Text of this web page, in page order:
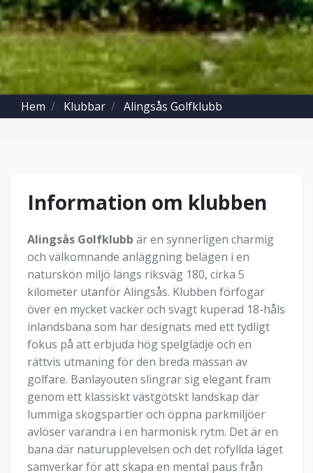
Hem Klubbar Alingsås Golfklubb
Information om klubben
Alingsås Golfklubb är en synnerligen charmig
och välkomnande anläggning belägen i en
naturskön miljö längs riksväg 180, cirka 5
kilometer utanför Alingsås. Klubben förfogar
över en mycket vacker och svagt kuperad 18-håls
inlandsbana som har designats med ett tydligt
fokus på att erbjuda hög spelglädje och en
rättvis utmaning för den breda massan av
golfare. Banlayouten slingrar sig elegant fram
genom ett klassiskt västgötskt landskap där
lummiga skogspartier och öppna parkmiljöer
avlöser varandra i en harmonisk rytm. Det är en
bana där naturupplevelsen och det rofyllda läget
samverkar för att skapa en mental paus från